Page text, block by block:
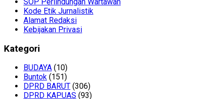
Kode Etik Jurnalistik
Alamat Redaksi
Kebijakan Privasi
Kategori
BUDAYA (10)
Buntok (151)
DPRD BARUT (306)
DPRD KAPUAS (93)